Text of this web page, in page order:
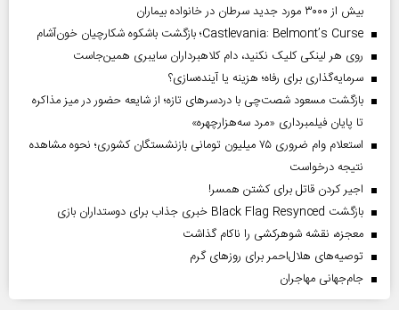
بیش از ۳۰۰۰ مورد جدید سرطان در خانواده بیماران
Castlevania: Belmont’s Curse؛ بازگشت باشکوه شکارچیان خون‌آشام
روی هر لینکی کلیک نکنید، دام کلاهبرداران سایبری همین‌جاست
سرمایه‌گذاری برای رفاه؛ هزینه یا آینده‌سازی؟
بازگشت مسعود شصت‌چی با دردسر‌های تازه؛ از شایعه حضور در میز مذاکره
تا پایان فیلمبرداری «مرد سه‌هزارچهره»
استعلام وام ضروری ۷۵ میلیون تومانی بازنشستگان کشوری؛ نحوه مشاهده
نتیجه درخواست
اجیر کردن قاتل برای کشتن همسر!
بازگشت Black Flag Resynced خبری جذاب برای دوستداران بازی
معجزه، نقشه شوهرکشی را ناکام گذاشت
توصیه‌های هلال‌احمر برای روز‌های گرم
جام‌جهانی مهاجران